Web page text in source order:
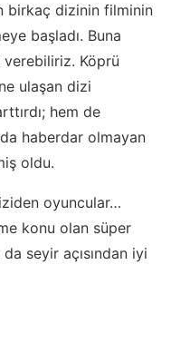
birkaç dizinin filminin
başladı. Buna
Köprü
ulaşan dizi
hem de
haberdar olmayan
oldu.
oyuncular…
konu olan süper
seyir açısından iyi